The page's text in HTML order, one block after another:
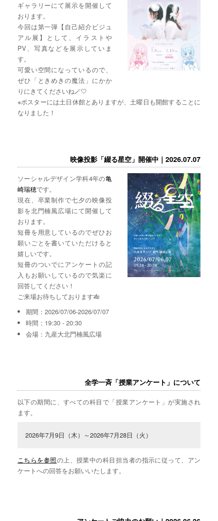
ギャラリーにて展示を開催して
おります。
今回は第一弾【自己紹介ビジュ
アル展】として、イラストや
PV、写真などを展示していま
す。
可愛い空間になっているので、
ぜひ「ときめきの魔法」にかか
りにきてくださいね🪄🤍
※ポスターには土日休館とありますが、土曜日も開館することに
なりました！
映像投影「綴る星空」開催中｜2026.07.07
ソーシャルデザイン学科4年の亀
崎瑞穂です。
現在、卒業制作で七夕の映像投
影を北門楠風広場にて開催して
おります。
短冊を用意しているのでぜひお
願いごとを書いていただけると
嬉しいです。
短冊のついでにアンケートの記
入もお願いしているので気楽に
回答してください！
ご来場お待ちしております🎋
期間：2026/07/06-2026/07/07
時間：19:30 - 20:30
会場：九産大北門楠風広場
全学一斉「授業アンケート」について
以下の期間に、すべての科目で「授業アンケート」が実施され
ます。
2026年7月9日（木）～2026年7月28日（火）
こちらを参照の上、授業中の科目担当者の指示に従って、アン
ケートへの回答をお願いいたします。